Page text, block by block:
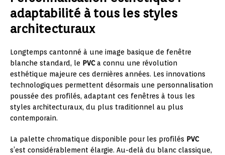
adaptabilité à tous les styles
architecturaux
Longtemps cantonné à une image basique de fenêtre
blanche standard, le PVCa connu une révolution
esthétique majeure ces dernières années. Les innovations
technologiques permettent désormais une personnalisation
poussée des profilés, adaptant ces fenêtres à tous les
styles architecturaux, du plus traditionnel au plus
contemporain.
La palette chromatique disponible pour les profilés PVC
s’est considérablement élargie. Au-delà du blanc classique,